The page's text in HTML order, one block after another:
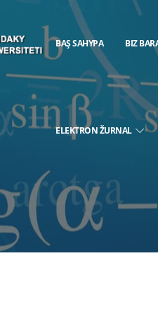
BAŞ SAHYPA BIZ
ELEKTRON ŽURNAL